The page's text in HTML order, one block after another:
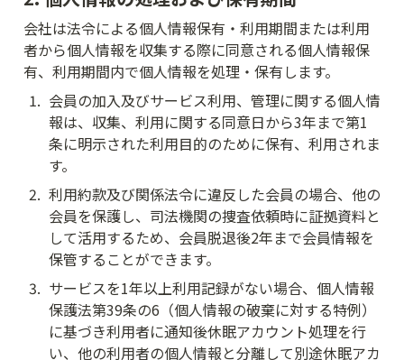
会社は法令による個人情報保有・利用期間または利用
者から個人情報を収集する際に同意される個人情報保
有、利用期間内で個人情報を処理・保有します。
1. 会員の加入及びサービス利用、管理に関する個人情
報は、収集、利用に関する同意日から3年まで第1
条に明示された利用目的のために保有、利用されま
す。
2. 利用約款及び関係法令に違反した会員の場合、他の
会員を保護し、司法機関の捜査依頼時に証拠資料と
して活用するため、会員脱退後2年まで会員情報を
保管することができます。
3. サービスを1年以上利用記録がない場合、個人情報
保護法第39条の6（個人情報の破棄に対する特例）
に基づき利用者に通知後休眠アカウント処理を行
い、他の利用者の個人情報と分離して別途休眠アカ